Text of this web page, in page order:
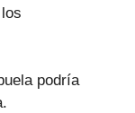
podría